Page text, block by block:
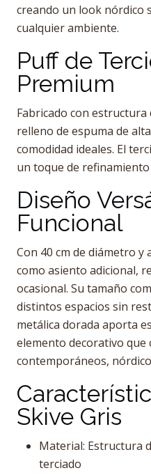
creando un look nórdico
cualquier ambiente.
Puff de
Premium
Fabricado con estructura
relleno de espuma de
comodidad ideales. El
un toque de
Diseño
Funcional
Con 40 cm de diámetro y
como asiento adicional,
ocasional. Su tamaño
distintos espacios sin
metálica dorada aporta
elemento decorativo que
contemporáneos,
Skive Gris
Material: Estructura
terciado